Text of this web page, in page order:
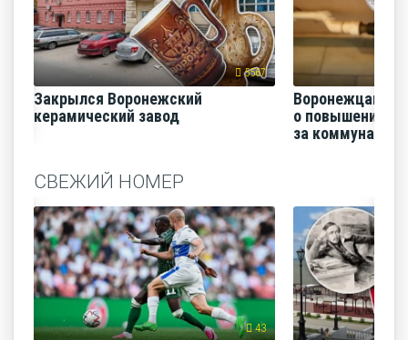
5567
Закрылся Воронежский
керамический завод
Воронежцам
о повышении
за
СВЕЖИЙ НОМЕР
43